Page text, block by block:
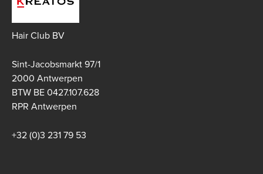
Hair Club BV
Sint-Jacobsmarkt 97/1
2000 Antwerpen
BTW BE 0427.107.628
RPR Antwerpen
+32 (0)3 231 79 53